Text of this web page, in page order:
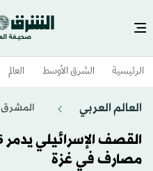
الرئيسية الشرق الأوسط​ العالم
العالم العربي المشرق
مصارف في غزة